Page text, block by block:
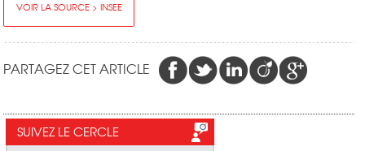
VOIR LA SOURCE > INSEE
PARTAGEZ CET ARTICLE
SUIVEZ LE CERCLE